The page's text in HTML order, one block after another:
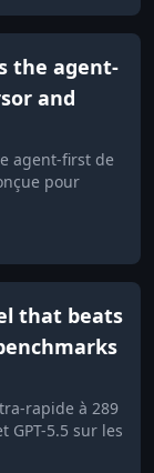
the agent-
and
agent-first de
pour
that beats
rapide à 289
GPT-5.5 sur les